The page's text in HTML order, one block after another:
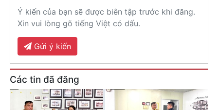
Ý kiến của bạn sẽ được biên tập trước khi đăng.
Xin vui lòng gõ tiếng Việt có dấu.
Gửi ý kiến
Các tin đã đăng